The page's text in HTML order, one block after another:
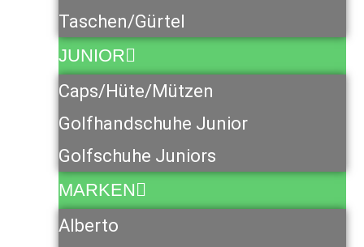
Taschen/Gürtel
JUNIOR
Caps/Hüte/Mützen
Golfhandschuhe Junior
Golfschuhe Juniors
MARKEN
Alberto